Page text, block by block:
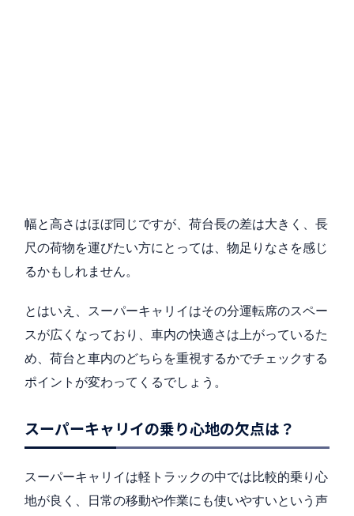
幅と高さはほぼ同じですが、荷台長の差は大きく、長
尺の荷物を運びたい方にとっては、物足りなさを感じ
るかもしれません。
とはいえ、スーパーキャリイはその分運転席のスペー
スが広くなっており、車内の快適さは上がっているた
め、荷台と車内のどちらを重視するかでチェックする
ポイントが変わってくるでしょう。
スーパーキャリイの乗り心地の欠点は？
スーパーキャリイは軽トラックの中では比較的乗り心
地が良く、日常の移動や作業にも使いやすいという声